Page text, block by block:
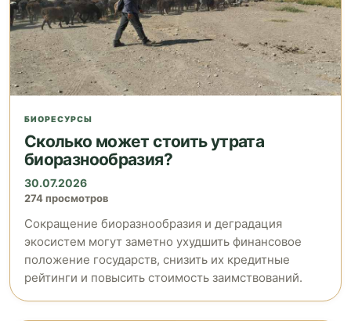
БИОРЕСУРСЫ
Сколько может стоить утрата
биоразнообразия?
30.07.2026
274 просмотров
Сокращение биоразнообразия и деградация
экосистем могут заметно ухудшить финансовое
положение государств, снизить их кредитные
рейтинги и повысить стоимость заимствований.